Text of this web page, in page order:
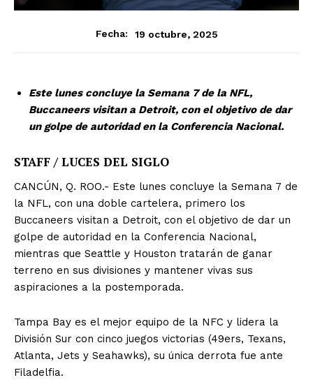
Fecha: 19 octubre, 2025
Este lunes concluye la Semana 7 de la NFL,
Buccaneers visitan a Detroit, con el objetivo de dar
un golpe de autoridad en la Conferencia Nacional.
STAFF / LUCES DEL SIGLO
CANCÚN, Q. ROO.- Este lunes concluye la Semana 7 de
la NFL, con una doble cartelera, primero los
Buccaneers visitan a Detroit, con el objetivo de dar un
golpe de autoridad en la Conferencia Nacional,
mientras que Seattle y Houston tratarán de ganar
terreno en sus divisiones y mantener vivas sus
aspiraciones a la postemporada.
Tampa Bay es el mejor equipo de la NFC y lidera la
División Sur con cinco juegos victorias (49ers, Texans,
Atlanta, Jets y Seahawks), su única derrota fue ante
Filadelfia.